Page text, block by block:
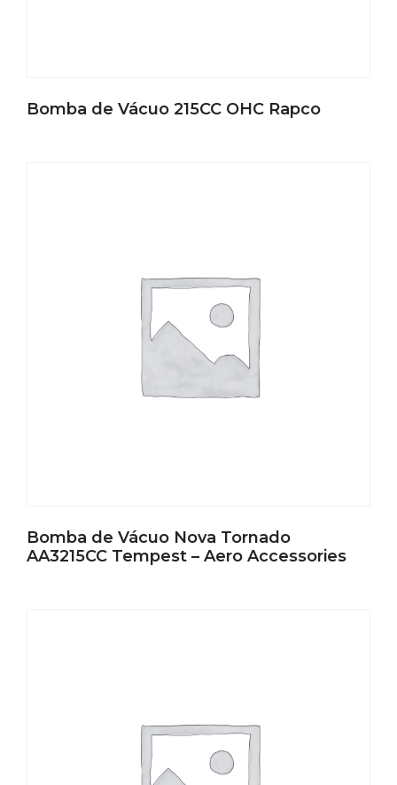
Bomba de Vácuo 215CC OHC Rapco
Bomba de Vácuo Nova Tornado
AA3215CC Tempest – Aero Accessories